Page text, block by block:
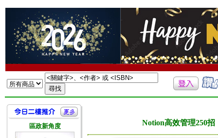
區政新角度 Notion高效管理250